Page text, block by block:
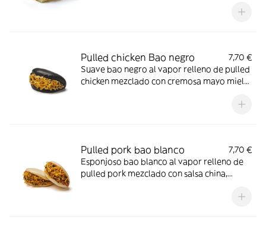
Pulled chicken Bao negro
7,70 €
Suave bao negro al vapor relleno de pulled
chicken mezclado con cremosa mayo miel
Pulled pork bao blanco
7,70 €
Esponjoso bao blanco al vapor relleno de
pulled pork mezclado con salsa china,